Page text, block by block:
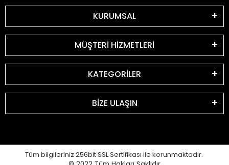
KURUMSAL
MÜŞTERİ HİZMETLERİ
KATEGORİLER
BİZE ULAŞIN
Tüm bilgileriniz 256bit SSL Sertifikası ile korunmaktadır.